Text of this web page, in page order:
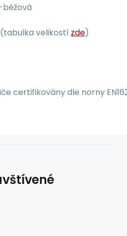
(tabulka velikostí zde)
certifikovány dle norny